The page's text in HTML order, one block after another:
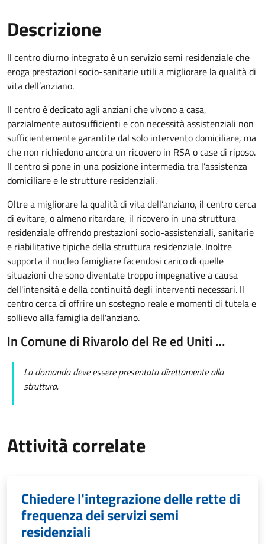
Descrizione
Il centro diurno integrato è un servizio semi residenziale che
eroga prestazioni socio-sanitarie utili a migliorare la qualità di
vita dell’anziano.
Il centro è dedicato agli anziani che vivono a casa,
parzialmente autosufficienti e con necessità assistenziali non
sufficientemente garantite dal solo intervento domiciliare, ma
che non richiedono ancora un ricovero in RSA o case di riposo.
Il centro si pone in una posizione intermedia tra l’assistenza
domiciliare e le strutture residenziali.
Oltre a migliorare la qualità di vita dell’anziano, il centro cerca
di evitare, o almeno ritardare, il ricovero in una struttura
residenziale offrendo prestazioni socio-assistenziali, sanitarie
e riabilitative tipiche della struttura residenziale. Inoltre
supporta il nucleo famigliare facendosi carico di quelle
situazioni che sono diventate troppo impegnative a causa
dell'intensità e della continuità degli interventi necessari. Il
centro cerca di offrire un sostegno reale e momenti di tutela e
sollievo alla famiglia dell'anziano.
In Comune di Rivarolo del Re ed Uniti …
La domanda deve essere presentata direttamente alla
struttura.
Attività correlate
Chiedere l'integrazione delle rette di
frequenza dei servizi semi
residenziali